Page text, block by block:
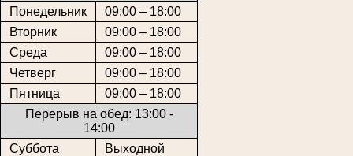
Понедельник
09:00 – 18:00
Вторник
09:00 – 18:00
Среда
09:00 – 18:00
Четверг
09:00 – 18:00
Пятница
09:00 – 18:00
Перерыв на обед: 13:00 -
14:00
Суббота
Выходной